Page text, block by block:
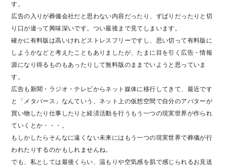
す。
広告の入りが葬儀会社だと思わない内容だったり、ずばりだったりと切
り口が違って興味深いです。つい最後まで見てしまいます。
確かに有料版は高いけれどストレスフリーですし、思い切って有料版に
しようかなどと考えたこともありましたが、たまに目を引く広告・情報
源になり得るものもあったりして無料版のままでいようと思っていま
す。
広告も新聞・ラジオ・テレビからネット媒体に移行してきて、最近です
と「メタバース」なんていう、ネット上の仮想空間で自分のアバターが
買い物したり仕事したりと経済活動を行うもう一つの現実世界が作られ
ていくとか・・・。
もしかしたらそんなに遠くない未来にはもう一つの現実世界で葬儀が行
われたりするのかもしれませんね。
でも、私としては最後くらい、温もりや空気感を肌で感じられるお見送